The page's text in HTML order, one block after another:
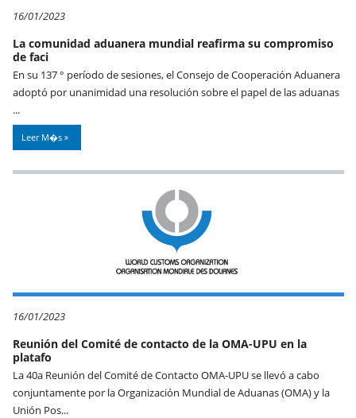
16/01/2023
La comunidad aduanera mundial reafirma su compromiso
de faci
En su 137 ° período de sesiones, el Consejo de Cooperación Aduanera
adoptó por unanimidad una resolución sobre el papel de las aduanas
...
Leer M�s
16/01/2023
Reunión del Comité de contacto de la OMA-UPU en la
platafo
La 40a Reunión del Comité de Contacto OMA-UPU se llevó a cabo
conjuntamente por la Organización Mundial de Aduanas (OMA) y la
Unión Pos...